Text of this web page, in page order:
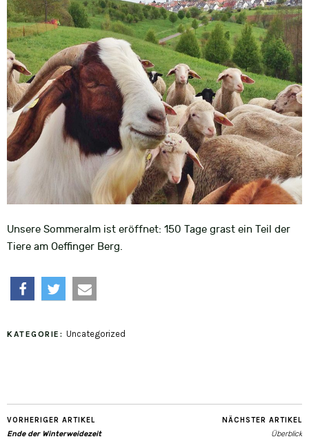
Unsere Sommeralm ist eröffnet: 150 Tage grast ein Teil der
Tiere am Oeffinger Berg.
mail
KATEGORIE: Uncategorized
VORHERIGER ARTIKEL
Ende der Winterweidezeit
NÄCHSTER ARTIKEL
Überblick